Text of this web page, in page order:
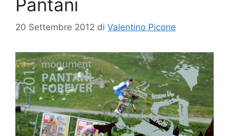
Pantani
20 Settembre 2012 di Valentino Picone